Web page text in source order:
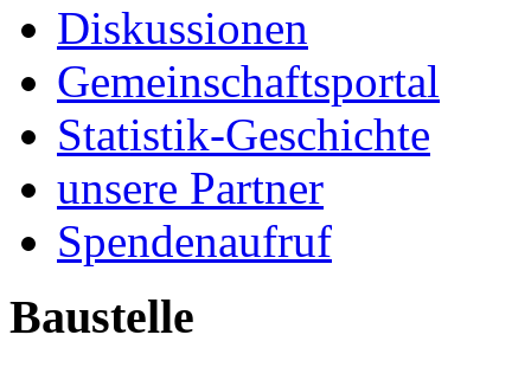
Diskussionen
Gemeinschaftsportal
Statistik-Geschichte
unsere Partner
Spendenaufruf
Baustelle